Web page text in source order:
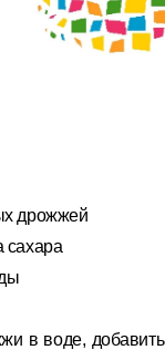
дрожжей
сахара
в воде,